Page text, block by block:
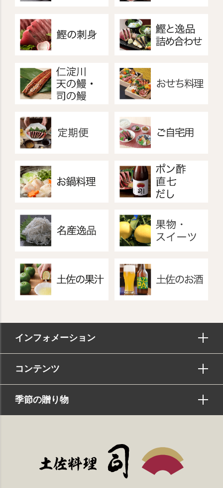
インフォメーション
コンテンツ
季節の贈り物